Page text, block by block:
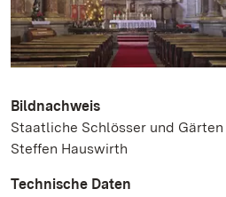
Bildnachweis
Staatliche Schlösser und
Steffen Hauswirth
Technische Daten